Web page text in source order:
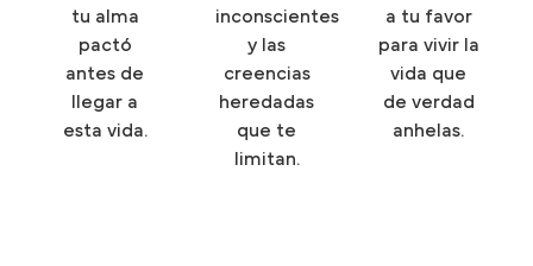
tu alma
pactó
antes de
llegar a
esta vida.
inconscientes
y las
creencias
heredadas
que te
limitan.
a tu favor
para vivir la
vida que
de verdad
anhelas.